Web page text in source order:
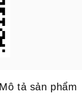
Mô tả sản phẩm